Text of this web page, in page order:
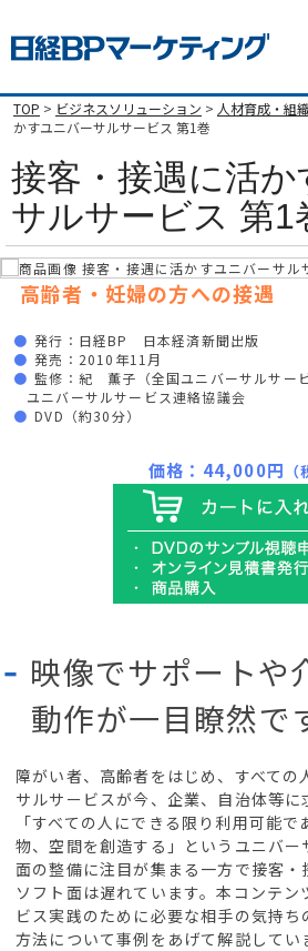
TOP > ビジネスソリューション > 人材育成・組
かすユニバーサルサービス 第1巻
接客・接遇に活
サルサービス 第1
高齢者・妊婦の方への接遇
発行：日経BP 日本経済新聞出版
発売：2010年11月
監修：紀 薫子（全国ユニバーサルサー
ユニバーサルサービス連絡協議会
DVD（約30分）
価格：44,000円
映像でサポートや
動作が一目瞭然で
障がい者、高齢者をはじめ、すべての
サルサービスが今、企業、自治体等に
「すべての人にできる限り利用可能
物、空間を創造する」というユニバー
面の整備に注目が集まる一方で接客・
ソフト面は遅れています。本コンテン
ビス実践のために必要な相手の気持
方法について事例をあげて解説してい